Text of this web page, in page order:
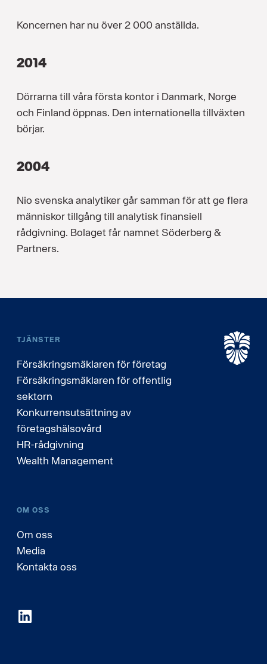
Koncernen har nu över 2 000 anställda.
2014
Dörrarna till våra första kontor i Danmark, Norge
och Finland öppnas. Den internationella tillväxten
börjar.
2004
Nio svenska analytiker går samman för att ge flera
människor tillgång till analytisk finansiell
rådgivning. Bolaget får namnet Söderberg &
Partners.
TJÄNSTER
Försäkringsmäklaren för företag
Försäkringsmäklaren för offentlig
sektorn
Konkurrensutsättning av
företagshälsovård
HR-rådgivning
Wealth Management
OM OSS
Om oss
Media
Kontakta oss